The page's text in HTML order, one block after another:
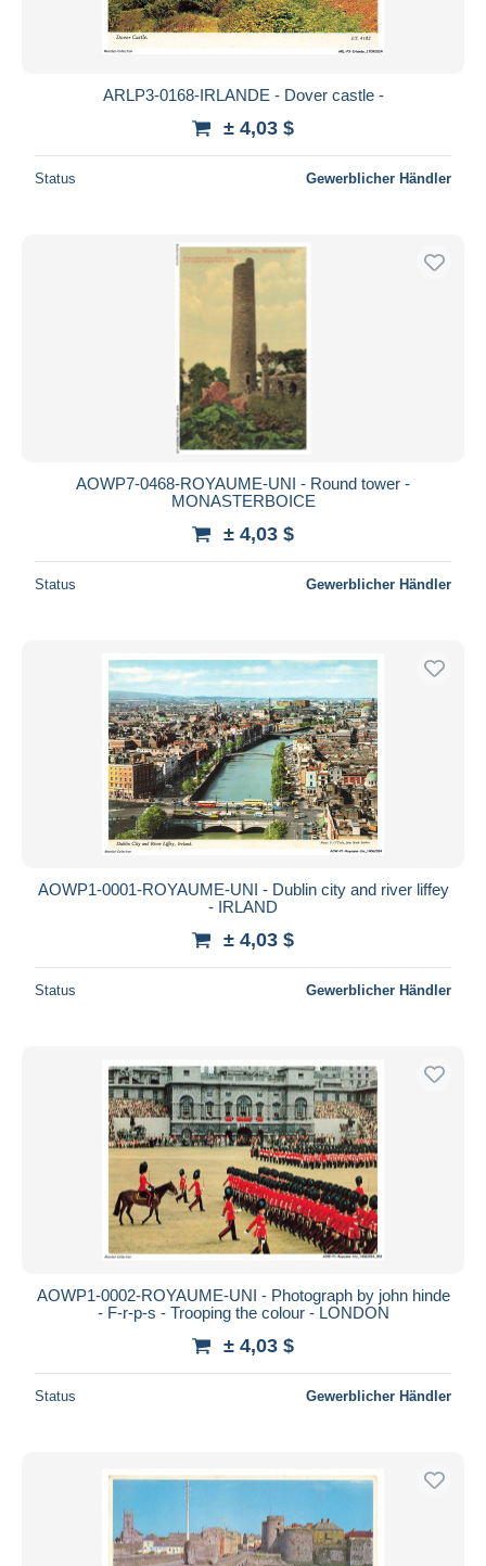
ARLP3-0168-IRLANDE - Dover castle -
± 4,03 $
Status Gewerblicher Händler
AOWP7-0468-ROYAUME-UNI - Round tower -
MONASTERBOICE
± 4,03 $
Status Gewerblicher Händler
AOWP1-0001-ROYAUME-UNI - Dublin city and river liffey
- IRLAND
± 4,03 $
Status Gewerblicher Händler
AOWP1-0002-ROYAUME-UNI - Photograph by john hinde
- F-r-p-s - Trooping the colour - LONDON
± 4,03 $
Status Gewerblicher Händler